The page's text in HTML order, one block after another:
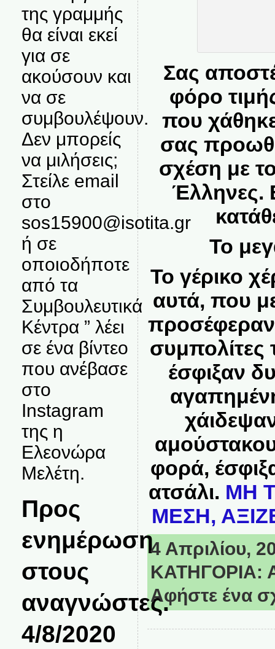
της γραμμής
θα είναι εκεί
για σε
ακούσουν και
να σε
συμβουλέψουν.
Δεν μπορείς
να μιλήσεις;
Στείλε email
στο
sos15900@isotita.gr
ή σε
οποιοδήποτε
από τα
Συμβουλευτικά
Κέντρα ” λέει
σε ένα βίντεο
που ανέβασε
στο
Instagram
της η
Ελεονώρα
Μελέτη.
Προς
ενημέρωση
στους
αναγνώστες.
4/8/2020
Σας
φόρο
που
σας
σχέση με
Έλληνες.
To
Το γέρικο
αυτά, που
προσέφεραν
συμπολίτες
έσφιξαν
φορά,
ατσάλι. ΜΗ
ΜΕΣΗ,
4 Απριλίου,
ΚΑΤΗΓΟΡΙΑ:
Αφήστε ένα